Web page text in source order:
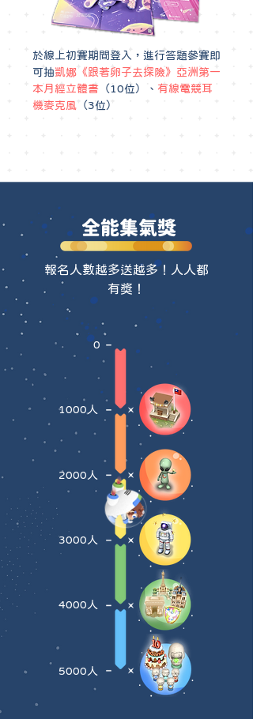
於線上初賽期間登入，進行答題參賽即
可抽凱娜《跟著卵子去探險》亞洲第一
本月經立體書 （10位）、 有線電競耳
機麥克風 （3位）
全能集氣獎
報名人數越多送越多！人人都
有獎！
0
1000人
2000人
3000人
4000人
5000人